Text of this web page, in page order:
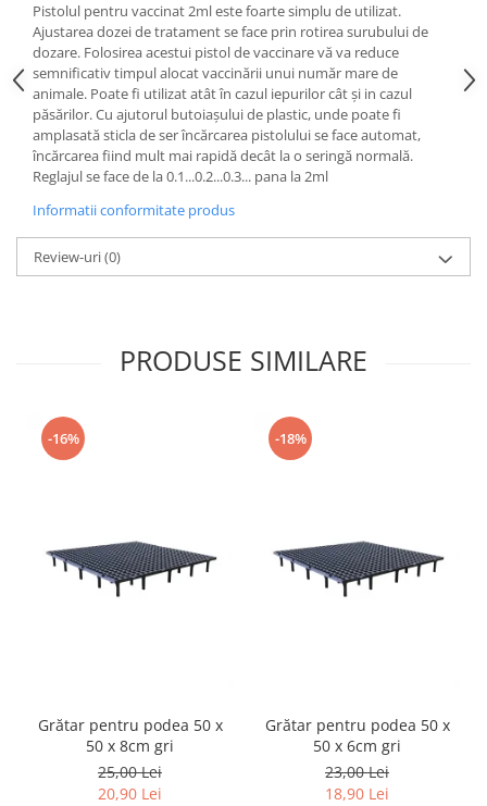
Pistolul pentru vaccinat 2ml este foarte simplu de utilizat.
Ajustarea dozei de tratament se face prin rotirea surubului de
dozare. Folosirea acestui pistol de vaccinare vă va reduce
semnificativ timpul alocat vaccinării unui număr mare de
animale. Poate fi utilizat atât în cazul iepurilor cât şi in cazul
păsărilor. Cu ajutorul butoiaşului de plastic, unde poate fi
amplasată sticla de ser încărcarea pistolului se face automat,
încărcarea fiind mult mai rapidă decât la o seringă normală.
Reglajul se face de la 0.1...0.2...0.3... pana la 2ml
Informatii conformitate produs
Review-uri(0)
PRODUSE SIMILARE
-16%
Grătar pentru podea 50 x
50 x 8cm gri
25,00 Lei
20,90 Lei
-18%
Grătar pentru podea 50 x
50 x 6cm gri
23,00 Lei
18,90 Lei